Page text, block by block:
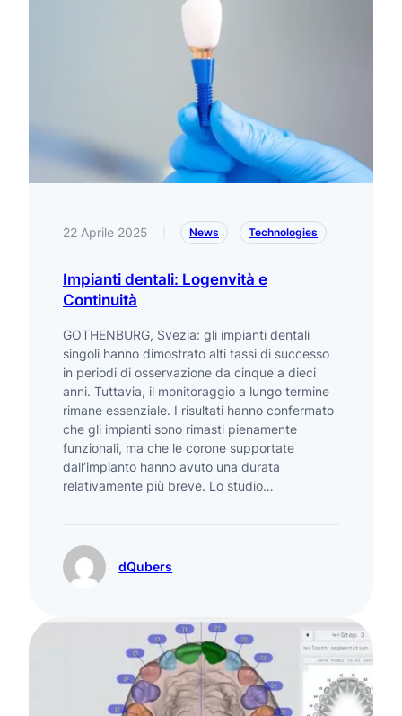
22 Aprile 2025 News Technologies
Impianti dentali: Logenvità e
Continuità
GOTHENBURG, Svezia: gli impianti dentali
singoli hanno dimostrato alti tassi di successo
in periodi di osservazione da cinque a dieci
anni. Tuttavia, il monitoraggio a lungo termine
rimane essenziale. I risultati hanno confermato
che gli impianti sono rimasti pienamente
funzionali, ma che le corone supportate
dall’impianto hanno avuto una durata
relativamente più breve. Lo studio…
dQubers